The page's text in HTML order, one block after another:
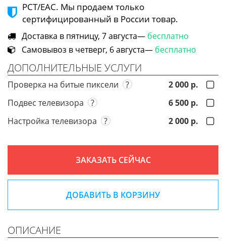
РСТ/ЕАС. Мы продаем только
сертифицированный в России товар.
Доставка в пятницу, 7 августа— бесплатно
Самовывоз в четверг, 6 августа— бесплатно
ДОПОЛНИТЕЛЬНЫЕ УСЛУГИ
Проверка на битые пиксели ?
2 000 р.
Подвес телевизора
?
6 500 р.
Настройка телевизора
? 2 000 р.
ЗАКАЗАТЬ СЕЙЧАС
ДОБАВИТЬ В КОРЗИНУ
ОПИСАНИЕ